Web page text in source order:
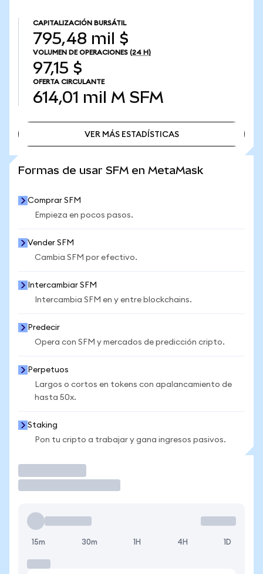
CAPITALIZACIÓN BURSÁTIL
795,48 mil $
VOLUMEN DE OPERACIONES (24 H)
97,15 $
OFERTA CIRCULANTE
614,01 mil M SFM
VER MÁS ESTADÍSTICAS
Formas de usar SFM en MetaMask
Comprar SFM
Empieza en pocos pasos.
Vender SFM
Cambia SFM por efectivo.
Intercambiar SFM
Intercambia SFM en y entre blockchains.
Predecir
Opera con SFM y mercados de predicción cripto.
Perpetuos
Largos o cortos en tokens con apalancamiento de
hasta 50x.
Staking
Pon tu cripto a trabajar y gana ingresos pasivos.
15m 30m 1H 4H 1D